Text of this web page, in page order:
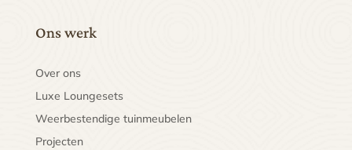
Ons werk
Over ons
Luxe Loungesets
Weerbestendige tuinmeubelen
Projecten